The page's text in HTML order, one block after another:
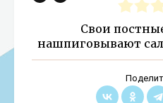
Свои
нашпиговывают